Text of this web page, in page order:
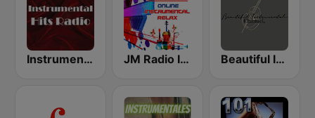
Instrumental Hits Radio JM Radio Instrumental Relax Beautiful Instrumentals Channel